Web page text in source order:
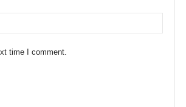
time I comment.